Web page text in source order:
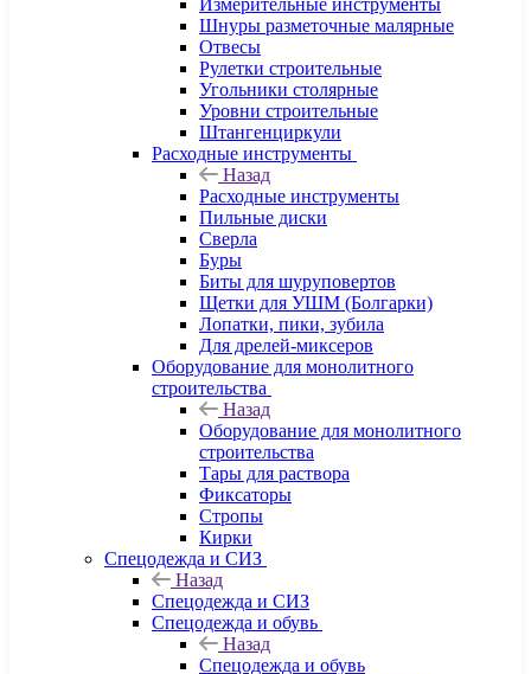
Измерительные инструменты
Шнуры разметочные малярные
Отвесы
Рулетки строительные
Угольники столярные
Уровни строительные
Штангенциркули
Расходные инструменты
Назад
Расходные инструменты
Пильные диски
Сверла
Буры
Биты для шуруповертов
Щетки для УШМ (Болгарки)
Лопатки, пики, зубила
Для дрелей-миксеров
Оборудование для монолитного
строительства
Назад
Оборудование для монолитного
строительства
Тары для раствора
Фиксаторы
Стропы
Кирки
Спецодежда и СИЗ
Назад
Спецодежда и СИЗ
Спецодежда и обувь
Назад
Спецодежда и обувь